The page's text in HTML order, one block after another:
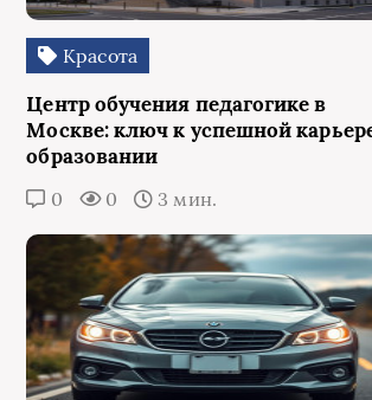
Красота
Центр обучения педагогике в
Москве: ключ к успешной
образовании
0 0 3 мин.